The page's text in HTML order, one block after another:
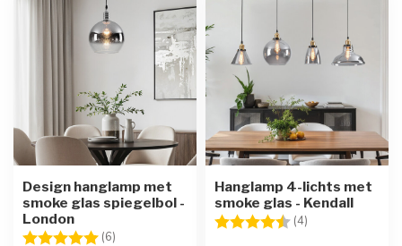
Design hanglamp met
smoke glas spiegelbol -
London
Beoordeling: (6)
Hanglamp 4-lichts met
smoke glas - Kendall
Beoordeling: (4)